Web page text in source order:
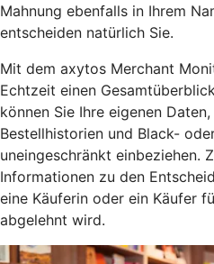
Mahnung ebenfalls in Ihrem
entscheiden natürlich Sie.
Mit dem axytos Merchant
Echtzeit einen
können Sie Ihre eigenen
Bestellhistorien und Black-
uneingeschränkt einbeziehen.
Informationen zu den
eine Käuferin oder ein Käufer
abgelehnt wird.